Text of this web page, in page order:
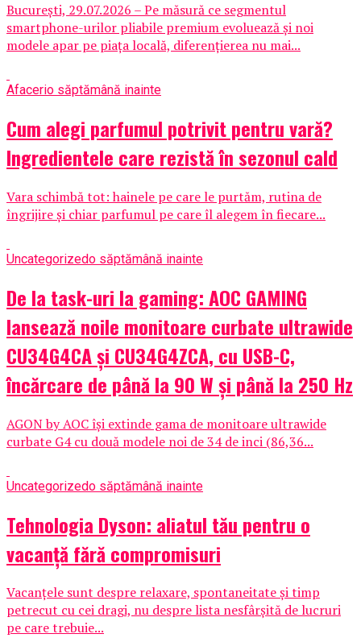
București, 29.07.2026 – Pe măsură ce segmentul
smartphone-urilor pliabile premium evoluează și noi
modele apar pe piața locală, diferențierea nu mai...
Afacerio săptămână inainte
Cum alegi parfumul potrivit pentru vară?
Ingredientele care rezistă în sezonul cald
Vara schimbă tot: hainele pe care le purtăm, rutina de
îngrijire și chiar parfumul pe care îl alegem în fiecare...
Uncategorizedo săptămână inainte
De la task-uri la gaming: AOC GAMING
lansează noile monitoare curbate ultrawide
CU34G4CA și CU34G4ZCA, cu USB-C,
încărcare de până la 90 W și până la 250 Hz
AGON by AOC își extinde gama de monitoare ultrawide
curbate G4 cu două modele noi de 34 de inci (86,36...
Uncategorizedo săptămână inainte
Tehnologia Dyson: aliatul tău pentru o
vacanță fără compromisuri
Vacanțele sunt despre relaxare, spontaneitate și timp
petrecut cu cei dragi, nu despre lista nesfârșită de lucruri
pe care trebuie...